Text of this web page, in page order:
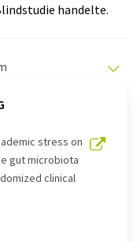
handelte.
Artikel mit
ist es
der Syntax oder
Artikel in
stress on
gut microbiota
clinical